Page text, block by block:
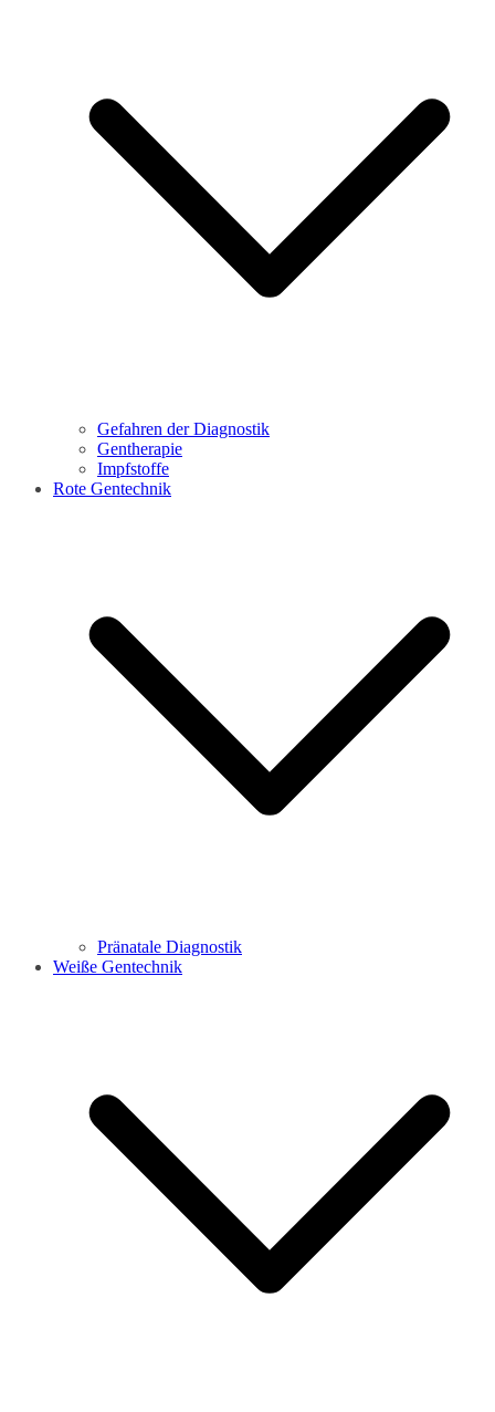
Gefahren der Diagnostik
Gentherapie
Impfstoffe
Rote Gentechnik
Pränatale Diagnostik
Weiße Gentechnik